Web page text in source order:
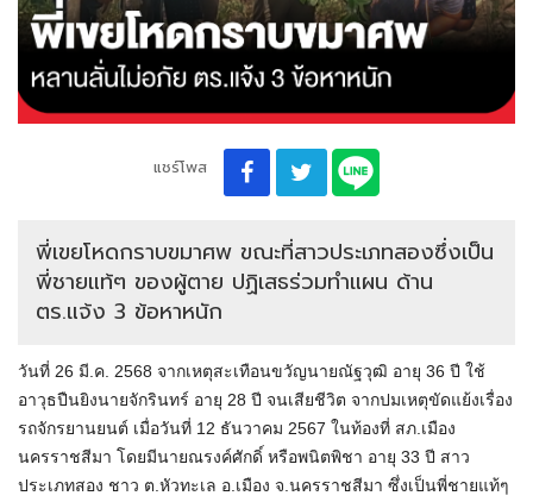
แชร์โพส
พี่เขยโหดกราบขมาศพ ขณะที่สาวประเภทสองซึ่งเป็น
พี่ชายแท้ๆ ของผู้ตาย ปฏิเสธร่วมทำแผน ด้าน
ตร.แจ้ง 3 ข้อหาหนัก
วันที่ 26 มี.ค. 2568 จากเหตุสะเทือนขวัญนายณัฐวุฒิ อายุ 36 ปี ใช้
อาวุธปืนยิงนายจักรินทร์ อายุ 28 ปี จนเสียชีวิต จากปมเหตุขัดแย้งเรื่อง
รถจักรยานยนต์ เมื่อวันที่ 12 ธันวาคม 2567 ในท้องที่ สภ.เมือง
นครราชสีมา โดยมีนายณรงค์ศักดิ์ หรือพนิตพิชา อายุ 33 ปี สาว
ประเภทสอง ชาว ต.หัวทะเล อ.เมือง จ.นครราชสีมา ซึ่งเป็นพี่ชายแท้ๆ